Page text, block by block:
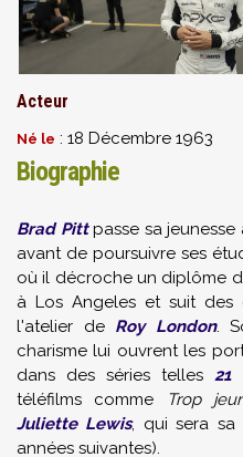
Acteur
Né le : 18 Décembre 1963
Biographie
Brad Pittpasse sa jeunesse
avant de poursuivre ses
où il décroche un diplôme
à Los Angeles et suit des
l'atelier de Roy London.
charisme lui ouvrent les
dans des séries telles21
téléfilms comme
Trop
Juliette Lewis, qui sera sa
années suivantes).